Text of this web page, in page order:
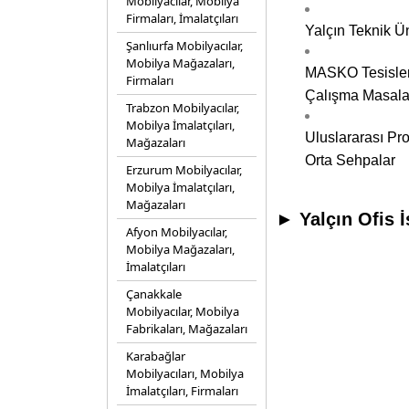
Firmaları, İmalatçıları
Şanlıurfa Mobilyacılar,
Mobilya Mağazaları,
Firmaları
Trabzon Mobilyacılar,
Mobilya İmalatçıları,
Mağazaları
Erzurum Mobilyacılar,
Mobilya İmalatçıları,
Mağazaları
Afyon Mobilyacılar,
Mobilya Mağazaları,
İmalatçıları
Çanakkale
Mobilyacılar, Mobilya
Fabrikaları, Mağazaları
Karabağlar
Mobilyacıları, Mobilya
İmalatçıları, Firmaları
Yalçın Teknik
MASKO
Çalışma
Uluslararası
Orta Sehpalar
► Yalçın Ofis